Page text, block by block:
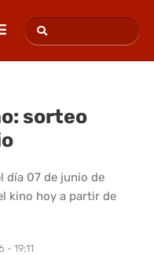
sorteo
día 07 de junio de
kino hoy a partir de
- 19:11